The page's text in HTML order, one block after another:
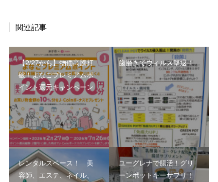
関連記事
【2/27から】物価高騰打
破！よなごプレミアムポ
イント還元キャンペーン
歯磨きでウィルス撃退！
レンタルスペース！ 美
容師、エステ、ネイル、
ユーグレナで腸活！グリ
ーンポットキーサプリ！